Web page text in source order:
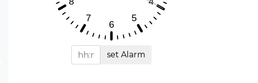
set Alarm